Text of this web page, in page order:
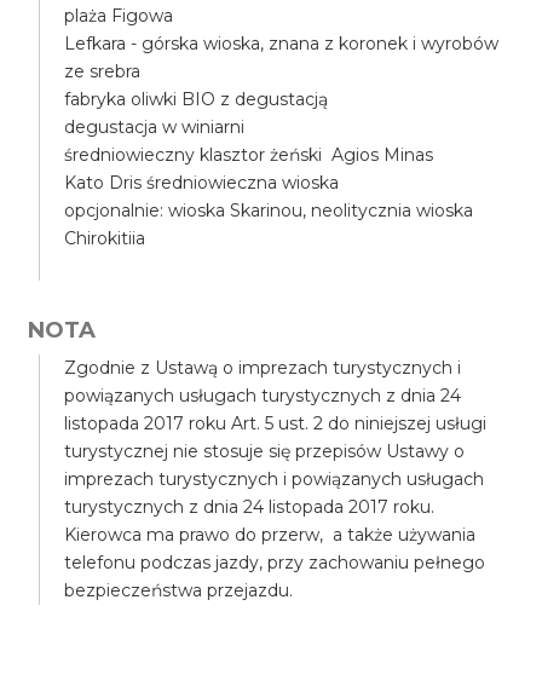
plaża Figowa
Lefkara - górska wioska, znana z koronek i wyrobów
ze srebra
fabryka oliwki BIO z degustacją
degustacja w winiarni
średniowieczny klasztor żeński Agios Minas
Kato Dris średniowieczna wioska
opcjonalnie: wioska Skarinou, neolitycznia wioska
Chirokitiia
NOTA
Zgodnie z Ustawą o imprezach turystycznych i
powiązanych usługach turystycznych z dnia 24
listopada 2017 roku Art. 5 ust. 2 do niniejszej usługi
turystycznej nie stosuje się przepisów Ustawy o
imprezach turystycznych i powiązanych usługach
turystycznych z dnia 24 listopada 2017 roku.
Kierowca ma prawo do przerw, a także używania
telefonu podczas jazdy, przy zachowaniu pełnego
bezpieczeństwa przejazdu.